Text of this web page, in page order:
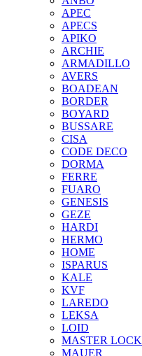
APEC
APECS
APIKO
ARCHIE
ARMADILLO
AVERS
BOADEAN
BORDER
BOYARD
BUSSARE
CISA
CODE DECO
DORMA
FERRE
FUARO
GENESIS
GEZE
HARDI
HERMO
HOMЕ
ISPARUS
KALE
KVF
LAREDO
LEKSA
LOID
MASTER LOCK
MAUER